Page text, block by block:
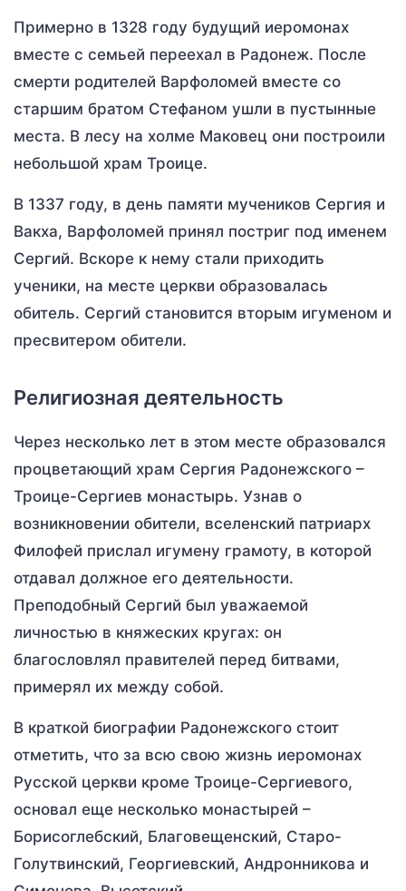
Примерно в 1328 году будущий иеромонах
вместе с семьей переехал в Радонеж. После
смерти родителей Варфоломей вместе со
старшим братом Стефаном ушли в пустынные
места. В лесу на холме Маковец они построили
небольшой храм Троице.
В 1337 году, в день памяти мучеников Сергия и
Вакха, Варфоломей принял постриг под именем
Сергий. Вскоре к нему стали приходить
ученики, на месте церкви образовалась
обитель. Сергий становится вторым игуменом и
пресвитером обители.
Религиозная деятельность
Через несколько лет в этом месте образовался
процветающий храм Сергия Радонежского –
Троице-Сергиев монастырь. Узнав о
возникновении обители, вселенский патриарх
Филофей прислал игумену грамоту, в которой
отдавал должное его деятельности.
Преподобный Сергий был уважаемой
личностью в княжеских кругах: он
благословлял правителей перед битвами,
примерял их между собой.
В краткой биографии Радонежского стоит
отметить, что за всю свою жизнь иеромонах
Русской церкви кроме Троице-Сергиевого,
основал еще несколько монастырей –
Борисоглебский, Благовещенский, Старо-
Голутвинский, Георгиевский, Андронникова и